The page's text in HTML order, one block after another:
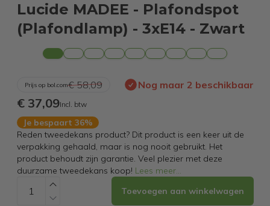
Lucide MADEE - Plafondspot
(Plafondlamp) - 3xE14 - Zwart
Prijs op bol.com€ 58,09 Nog maar 2 beschikbaar
€ 37,09Incl. btw
Je bespaart 36%
Reden tweedekans product? Dit product is een keer uit de
verpakking gehaald, maar is nog nooit gebruikt. Het
product behoudt zijn garantie. Veel plezier met deze
duurzame tweedekans koop! Lees meer...
Toevoegen aan winkelwagen